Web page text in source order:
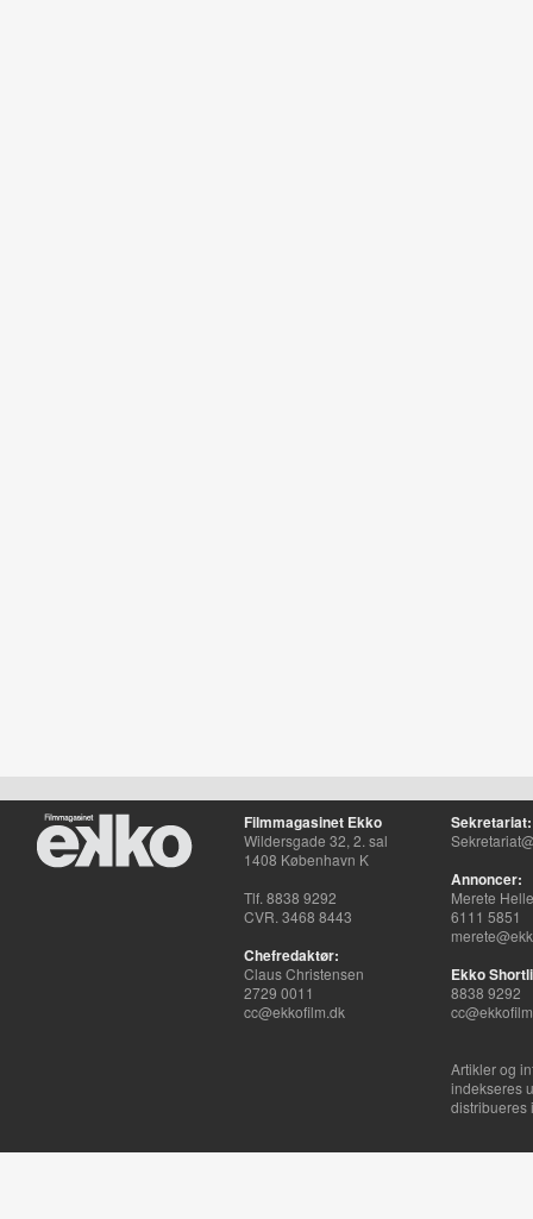
Filmmagasinet Ekko
Wildersgade 32, 2. sal
1408 København K
Tlf. 8838 9292
CVR. 3468 8443
Chefredaktør:
Claus Christensen
2729 0011
cc@ekkofilm.dk
Sekretariat:
Annoncer:
Merete
6111 5851
Ekko
8838 9292
Artikler og
indekseres
distribueres